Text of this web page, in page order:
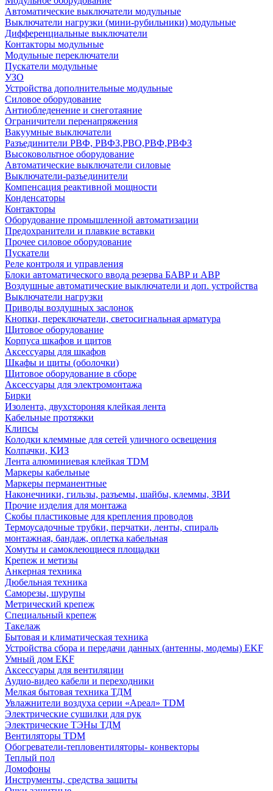
Автоматические выключатели модульные
Выключатели нагрузки (мини-рубильники) модульные
Дифференциальные выключатели
Контакторы модульные
Модульные переключатели
Пускатели модульные
УЗО
Устройства дополнительные модульные
Силовое оборудование
Антиобледенение и снеготаяние
Ограничители перенапряжения
Вакуумные выключатели
Разъединители РВФ, РВФЗ,РВО,РВФ,РВФЗ
Высоковольтное оборудование
Автоматические выключатели cиловые
Выключатели-разъединители
Компенсация реактивной мощности
Конденсаторы
Контакторы
Оборудование промышленной автоматизации
Предохранители и плавкие вставки
Прочее силовое оборудование
Пускатели
Реле контроля и управления
Блоки автоматического ввода резерва БАВР и АВР
Воздушные автоматические выключатели и доп. устройства
Выключатели нагрузки
Приводы воздушных заслонок
Кнопки, переключатели, светосигнальная арматура
Щитовое оборудование
Корпуса шкафов и щитов
Аксессуары для шкафов
Шкафы и щиты (оболочки)
Щитовое оборудование в сборе
Аксессуары для электромонтажа
Бирки
Изолента, двухстороняя клейкая лента
Кабельные протяжки
Клипсы
Колодки клеммные для сетей уличного освещения
Колпачки, КИЗ
Лента алюминиевая клейкая TDM
Маркеры кабельные
Маркеры перманентные
Наконечники, гильзы, разъемы, шайбы, клеммы, ЗВИ
Прочие изделия для монтажа
Скобы пластиковые для крепления проводов
Термоусадочные трубки, перчатки, ленты, спираль
монтажная, бандаж, оплетка кабельная
Хомуты и самоклеющиеся площадки
Крепеж и метизы
Анкерная техника
Дюбельная техника
Саморезы, шурупы
Метрический крепеж
Специальный крепеж
Такелаж
Бытовая и климатическая техника
Устройства сбора и передачи данных (антенны, модемы) EKF
Умный дом EKF
Аксессуары для вентиляции
Аудио-видео кабели и переходники
Мелкая бытовая техника ТДМ
Увлажнители воздуха серии «Ареал» TDM
Электрические сушилки для рук
Электрические ТЭНы ТДМ
Вентиляторы TDM
Обогреватели-тепловентиляторы- конвекторы
Теплый пол
Домофоны
Инструменты, средства защиты